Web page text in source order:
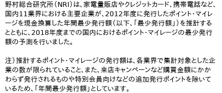
野村総合研究所（NRI）は、家電量販店やクレジットカード、携帯電話など、
国内11業界における主要企業が、2012年度に発行したポイント・マイレ
ージを現金換算した年間最少発行額（以下、「最少発行額」）を推計する
とともに、2018年度までの国内におけるポイント・マイレージの最少発行
額の予測を行いました。
注）推計するポイント・マイレージの発行額は、各業界で集計対象とした企
業の数が限られていること、また、来店キャンペーンなど購買金額にかか
わらず発行されるものや特別会員向けなどの追加発行ポイントを除いて
いるため、「年間最少発行額」としています。